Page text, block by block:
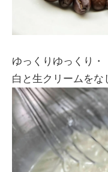
ゆっくりゆっくり
白と生クリームをな